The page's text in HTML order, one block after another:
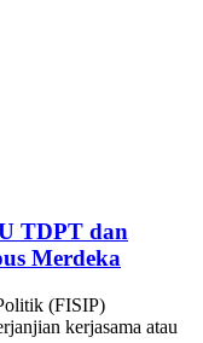
TDPT dan
Merdeka
(FISIP)
kerjasama atau